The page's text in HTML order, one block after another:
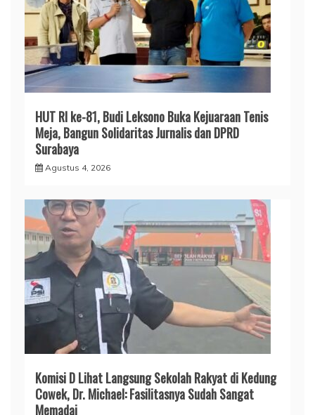
HUT RI ke-81, Budi Leksono Buka Kejuaraan Tenis
Meja, Bangun Solidaritas Jurnalis dan DPRD
Surabaya
Agustus 4, 2026
Komisi D Lihat Langsung Sekolah Rakyat di Kedung
Cowek, Dr. Michael: Fasilitasnya Sudah Sangat
Memadai